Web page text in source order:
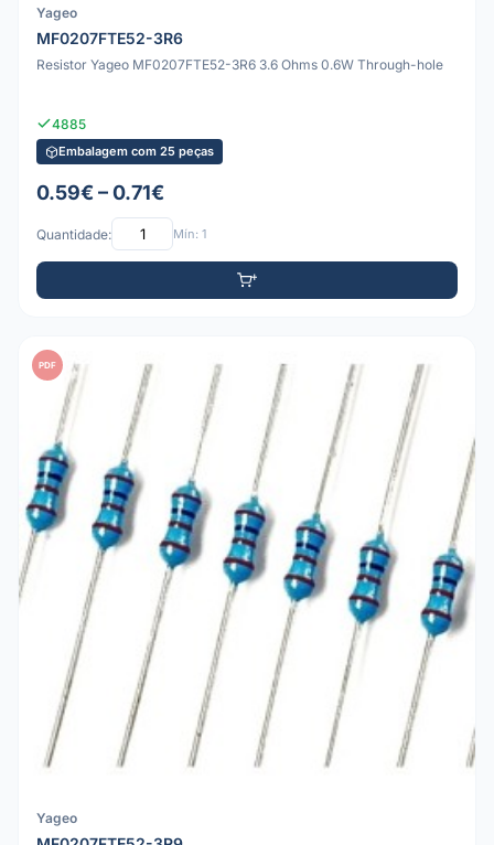
Yageo
MF0207FTE52-3R6
Resistor Yageo MF0207FTE52-3R6 3.6 Ohms 0.6W Through-hole
4885
Embalagem com 25 peças
0.59€ – 0.71€
Quantidade: Mín: 1
PDF
Yageo